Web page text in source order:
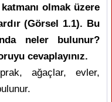
katmanı olmak üzere
(Görsel 1.1). Bu
neler bulunur?
cevaplayınız.
ağaçlar, evler,